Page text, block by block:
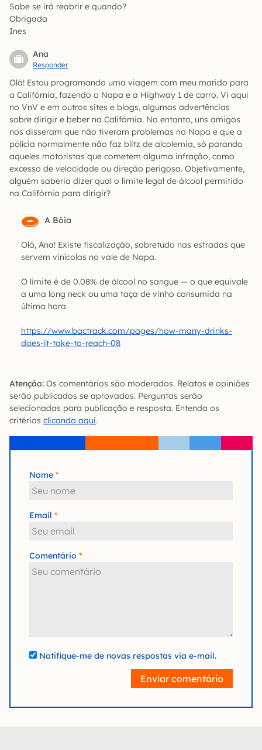
Sabe se irá reabrir e quando?
Obrigada
Ines
Ana
Responder
Olá! Estou programando uma viagem com meu marido para
a Califórnia, fazendo o Napa e a Highway 1 de carro. Vi aqui
no VnV e em outros sites e blogs, algumas advertências
sobre dirigir e beber na Califórnia. No entanto, uns amigos
nos disseram que não tiveram problemas no Napa e que a
polícia normalmente não faz blitz de alcolemia, só parando
aqueles motoristas que cometem alguma infração, como
excesso de velocidade ou direção perigosa. Objetivamente,
alguém saberia dizer qual o limite legal de álcool permitido
na Califórnia para dirigir?
A Bóia
Olá, Ana! Existe fiscalização, sobretudo nas estradas que
servem vinícolas no vale de Napa.
O limite é de 0.08% de álcool no sangue — o que equivale
a uma long neck ou uma taça de vinho consumida na
última hora.
https://www.bactrack.com/pages/how-many-drinks-
does-it-take-to-reach-08
Atenção: Os comentários são moderados. Relatos e opiniões
serão publicados se aprovados. Perguntas serão
selecionadas para publicação e resposta. Entenda os
critérios clicando aqui.
Nome
Email
Comentário
Notifique-me de novas respostas via e-mail.
Enviar comentário